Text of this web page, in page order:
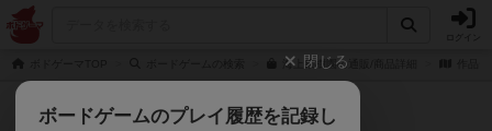
海上果樹園の通販/商品詳細
閉じる
ボードゲームのプレイ履歴を記録し